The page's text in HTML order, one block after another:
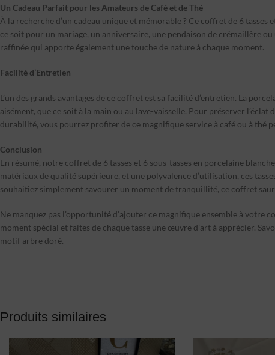
Un Cadeau Parfait pour les Amateurs de Café et de Thé
À la recherche d’un cadeau unique et mémorable ? Ce coffret de 6
ce soit pour un mariage, un anniversaire, une pendaison de crémaillère
raffinée qui apporte également une touche de nature à chaque moment.
Facilité d’Entretien
L’un des grands avantages de ce coffret est sa facilité d’entretien. La
aisément, que ce soit à la main ou au lave-vaisselle. Pour préserver
durabilité, vous pourrez profiter de ce magnifique service à café ou à thé
Conclusion
En résumé, notre coffret de 6 tasses et 6 sous-tasses en porcelaine
matériaux de qualité supérieure, et une polyvalence d’utilisation, ces
souhaitiez simplement savourer un moment de tranquillité, ce coffret
Ne manquez pas l’opportunité d’ajouter ce magnifique ensemble à votre
moment spécial et faites de chaque tasse une œuvre d’art à apprécier.
motif arbre doré.
Produits similaires